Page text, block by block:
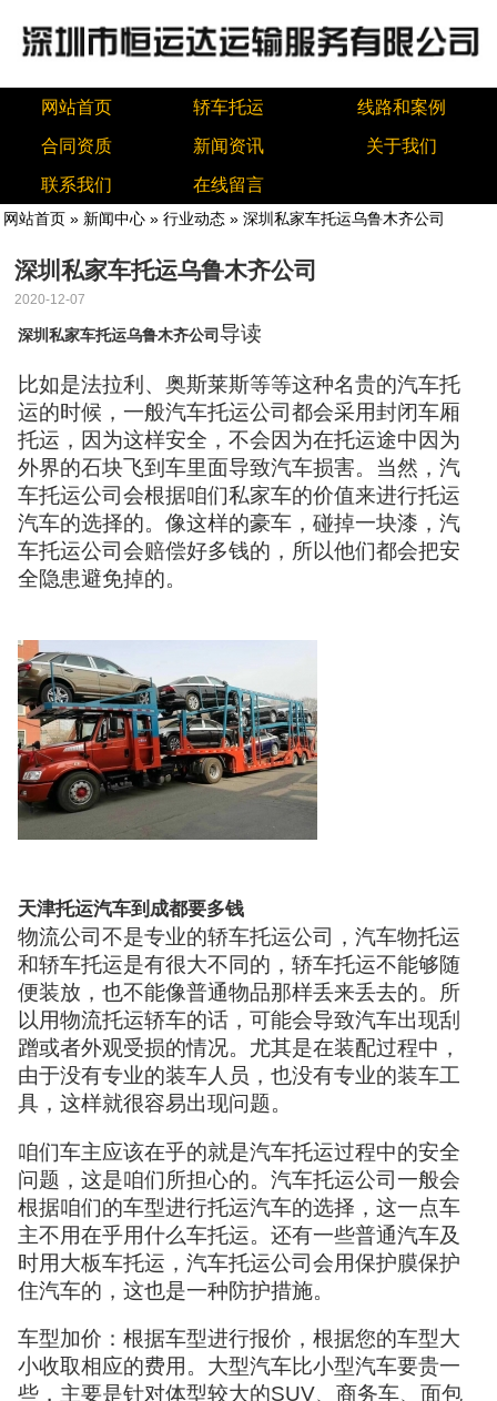
网站首页 轿车托运 线路和案例
合同资质 新闻资讯 关于我们
联系我们 在线留言
网站首页 » 新闻中心 » 行业动态 » 深圳私家车托运乌鲁木齐公司
深圳私家车托运乌鲁木齐公司
2020-12-07
深圳私家车托运乌鲁木齐公司导读
比如是法拉利、奥斯莱斯等等这种名贵的汽车托
运的时候，一般汽车托运公司都会采用封闭车厢
托运，因为这样安全，不会因为在托运途中因为
外界的石块飞到车里面导致汽车损害。当然，汽
车托运公司会根据咱们私家车的价值来进行托运
汽车的选择的。像这样的豪车，碰掉一块漆，汽
车托运公司会赔偿好多钱的，所以他们都会把安
全隐患避免掉的。
天津托运汽车到成都要多钱
物流公司不是专业的轿车托运公司，汽车物托运
和轿车托运是有很大不同的，轿车托运不能够随
便装放，也不能像普通物品那样丢来丢去的。所
以用物流托运轿车的话，可能会导致汽车出现刮
蹭或者外观受损的情况。尤其是在装配过程中，
由于没有专业的装车人员，也没有专业的装车工
具，这样就很容易出现问题。
咱们车主应该在乎的就是汽车托运过程中的安全
问题，这是咱们所担心的。汽车托运公司一般会
根据咱们的车型进行托运汽车的选择，这一点车
主不用在乎用什么车托运。还有一些普通汽车及
时用大板车托运，汽车托运公司会用保护膜保护
住汽车的，这也是一种防护措施。
车型加价：根据车型进行报价，根据您的车型大
小收取相应的费用。大型汽车比小型汽车要贵一
些，主要是针对体型较大的SUV、商务车、面包